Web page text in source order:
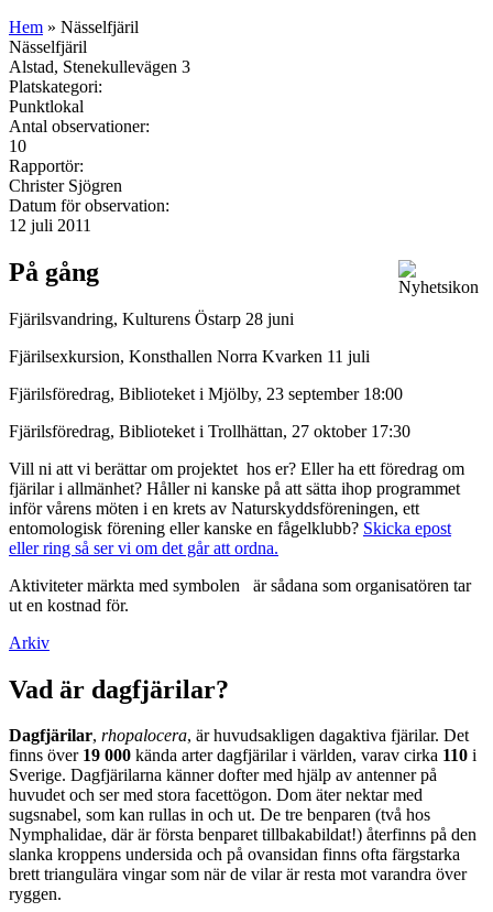
Hem » Nässelfjäril
Nässelfjäril
Alstad, Stenekullevägen 3
Platskategori:
Punktlokal
Antal observationer:
10
Rapportör:
Christer Sjögren
Datum för observation:
12 juli 2011
På gång
Fjärilsvandring, Kulturens Östarp 28 juni
Fjärilsexkursion, Konsthallen Norra Kvarken 11 juli
Fjärilsföredrag, Biblioteket i Mjölby, 23 september 18:00
Fjärilsföredrag, Biblioteket i Trollhättan, 27 oktober 17:30
Vill ni att vi berättar om projektet hos er? Eller ha ett föredrag om
fjärilar i allmänhet? Håller ni kanske på att sätta ihop programmet
inför vårens möten i en krets av Naturskyddsföreningen, ett
entomologisk förening eller kanske en fågelklubb? Skicka epost
eller ring så ser vi om det går att ordna.
Aktiviteter märkta med symbolen
är sådana som organisatören tar
ut en kostnad för.
Arkiv
Vad är dagfjärilar?
Dagfjärilar, rhopalocera, är huvudsakligen dagaktiva fjärilar. Det
finns över 19 000 kända arter dagfjärilar i världen, varav cirka 110 i
Sverige. Dagfjärilarna känner dofter med hjälp av antenner på
huvudet och ser med stora facettögon. Dom äter nektar med
sugsnabel, som kan rullas in och ut. De tre benparen (två hos
Nymphalidae, där är första benparet tillbakabildat!) återfinns på den
slanka kroppens undersida och på ovansidan finns ofta färgstarka
brett triangulära vingar som när de vilar är resta mot varandra över
ryggen.